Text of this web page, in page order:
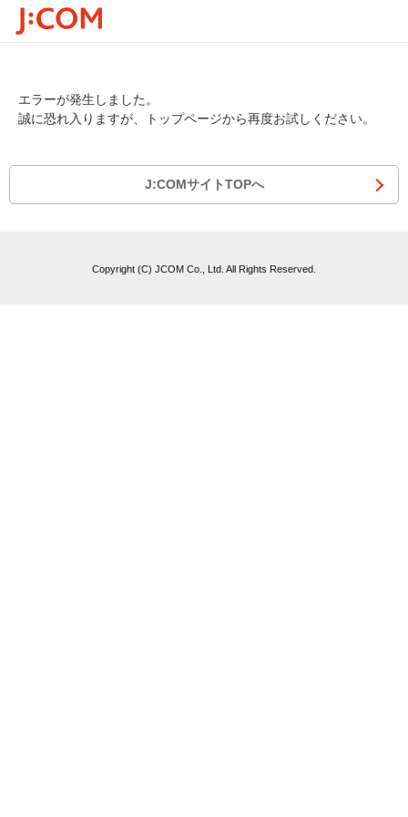
エラーが発生しました。
誠に恐れ入りますが、トップページから再度お試しください。
J:COMサイトTOPへ
Copyright (C) JCOM Co., Ltd. All Rights Reserved.